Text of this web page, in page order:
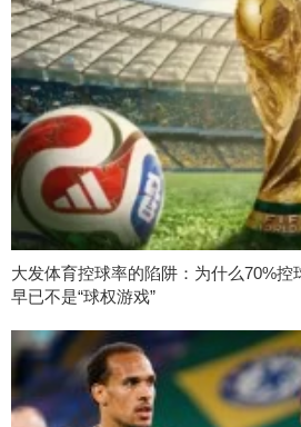
大发体育控球率的陷阱：为什么70%
早已不是“球权游戏”